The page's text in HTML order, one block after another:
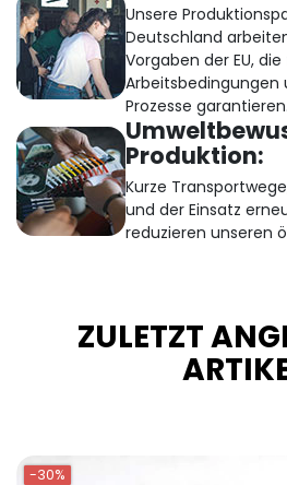
Unsere
Deutschland
Vorgaben der EU,
Prozesse garantieren.
Produktion:
Kurze
und der Einsatz
reduzieren unseren
ZULETZT
-30%